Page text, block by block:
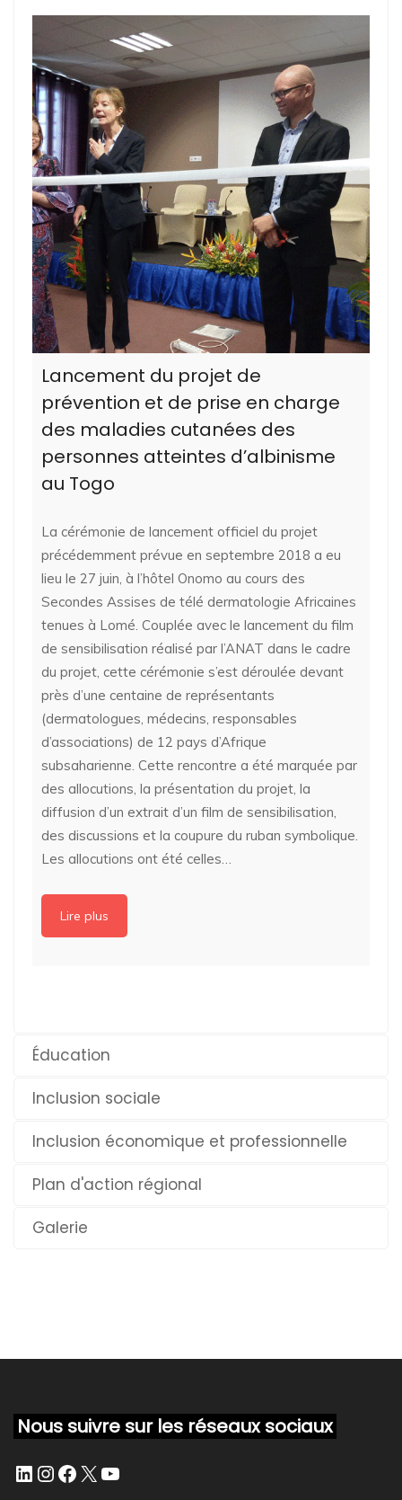
Lancement du projet de
prévention et de prise en charge
des maladies cutanées des
personnes atteintes d’albinisme
au Togo
La cérémonie de lancement officiel du projet
précédemment prévue en septembre 2018 a eu
lieu le 27 juin, à l’hôtel Onomo au cours des
Secondes Assises de télé dermatologie Africaines
tenues à Lomé. Couplée avec le lancement du film
de sensibilisation réalisé par l’ANAT dans le cadre
du projet, cette cérémonie s’est déroulée devant
près d’une centaine de représentants
(dermatologues, médecins, responsables
d’associations) de 12 pays d’Afrique
subsaharienne. Cette rencontre a été marquée par
des allocutions, la présentation du projet, la
diffusion d’un extrait d’un film de sensibilisation,
des discussions et la coupure du ruban symbolique.
Les allocutions ont été celles…
Lire plus
Éducation
Inclusion sociale
Inclusion économique et professionnelle
Plan d'action régional
Galerie
Nous suivre sur les réseaux sociaux
LinkedIn
Instagram
Facebook
X YouTube